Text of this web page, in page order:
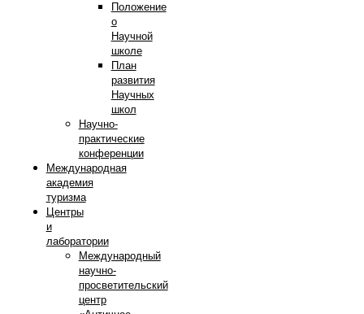
Положение
о
Научной
школе
План
развития
Научных
школ
Научно-
практические
конференции
Международная
академия
туризма
Центры
и
лаборатории
Международный
научно-
просветительский
центр